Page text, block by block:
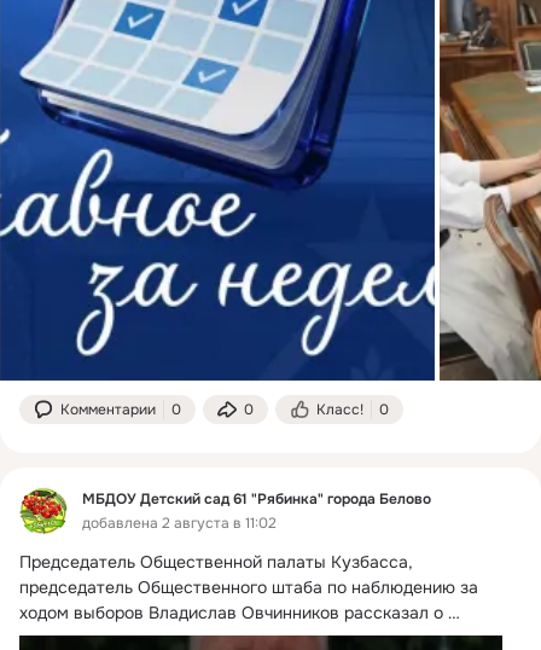
Комментарии 0 0 Класс! 0
МБДОУ Детский сад 61 "Рябинка" города Белово
добавлена 2 августа в 11:02
Председатель Общественной палаты Кузбасса,
председатель Общественного штаба по наблюдению за
ходом выборов Владислав Овчинников рассказал о
кандидатах, которые будут участвовать в выборах